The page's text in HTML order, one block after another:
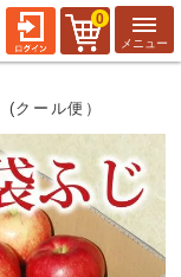
0
クール便）